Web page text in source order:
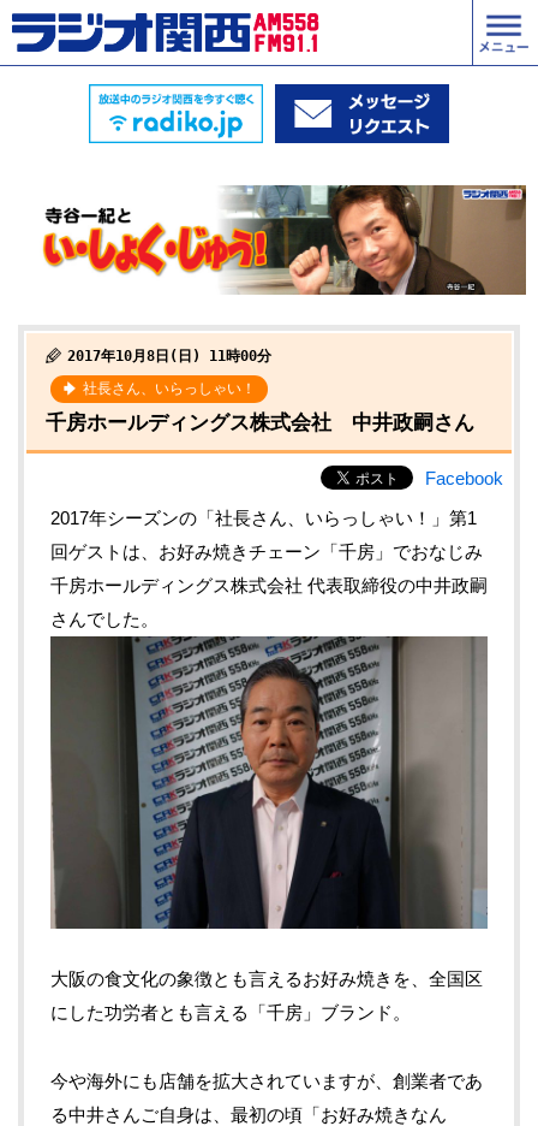
2017年10月8日(日) 11時00分
社長さん、いらっしゃい！
千房ホールディングス株式会社 中井政嗣さん
Facebook
2017年シーズンの「社長さん、いらっしゃい！」第1
回ゲストは、お好み焼きチェーン「千房」でおなじみ
千房ホールディングス株式会社 代表取締役の中井政嗣
さんでした。
大阪の食文化の象徴とも言えるお好み焼きを、全国区
にした功労者とも言える「千房」ブランド。
今や海外にも店舗を拡大されていますが、創業者であ
る中井さんご自身は、最初の頃「お好み焼きなん